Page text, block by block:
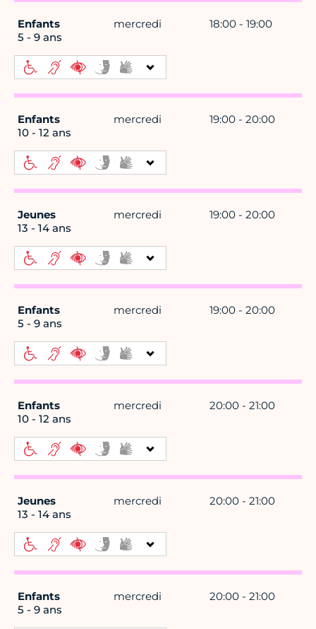
Enfants
5 - 9 ans
mercredi 18:00 - 19:00
Enfants
10 - 12 ans
mercredi 19:00 - 20:00
Jeunes
13 - 14 ans
mercredi 19:00 - 20:00
Enfants
5 - 9 ans
mercredi 19:00 - 20:00
Enfants
10 - 12 ans
mercredi 20:00 - 21:00
Jeunes
13 - 14 ans
mercredi 20:00 - 21:00
Enfants
5 - 9 ans
mercredi 20:00 - 21:00